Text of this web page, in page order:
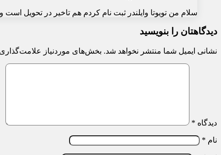
سلام من تویوتا وایلندر ثبت نام کردم هم تاخیر در تحویل
دیدگاهتان را بنویسید
نشانی ایمیل شما منتشر نخواهد شد. بخش‌های موردنیاز
دیدگاه *
نام *